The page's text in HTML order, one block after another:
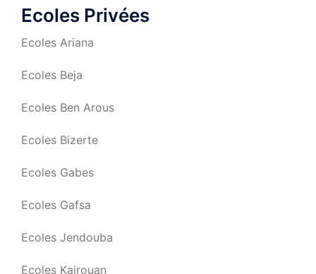
Ecoles Privées
Ecoles Ariana
Ecoles Beja
Ecoles Ben Arous
Ecoles Bizerte
Ecoles Gabes
Ecoles Gafsa
Ecoles Jendouba
Ecoles Kairouan